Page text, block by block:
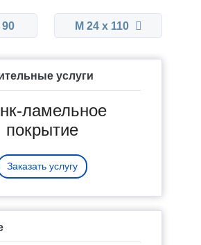
М 24 x 110
услуги
ламельное
покрытие
Заказать услугу